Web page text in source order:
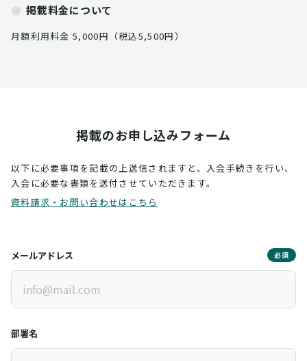
掲載料金について
月額利用料金 5,000円（税込5,500円）
掲載のお申し込みフォーム
以下に必要事項を記載の上送信されますと、入会手続きを行い、
入会に必要な書類を送付させていただきます。
資料請求・お問い合わせはこちら
メールアドレス 必須
部署名